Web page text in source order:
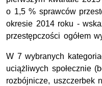
o 1,5 % sprawców
okresie 2014 roku -
przestępczości ogółem
W 7 wybranych
uciążliwych społecznie
rozbójnicze, uszczerbek